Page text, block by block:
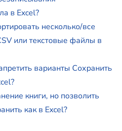
в Excel?
несколько/все
или текстовые файлы в
варианты Сохранить
книги, но позволить
как в Excel?